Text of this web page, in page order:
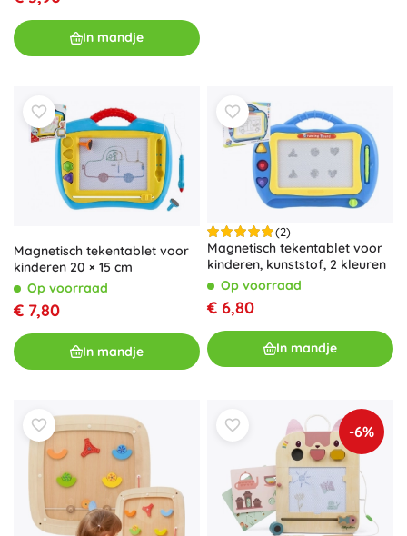
In mandje
Magnetisch tekentablet voor
kinderen 20 × 15 cm
Op voorraad
€ 7,80
In mandje
(2)
Magnetisch tekentablet voor
kinderen, kunststof, 2 kleuren
Op voorraad
€ 6,80
In mandje
-6%